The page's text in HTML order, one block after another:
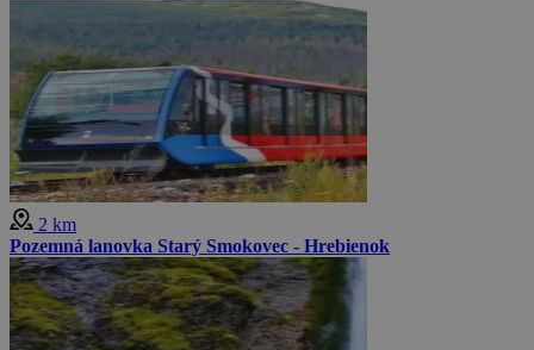
2 km
Pozemná lanovka Starý Smokovec - Hrebienok